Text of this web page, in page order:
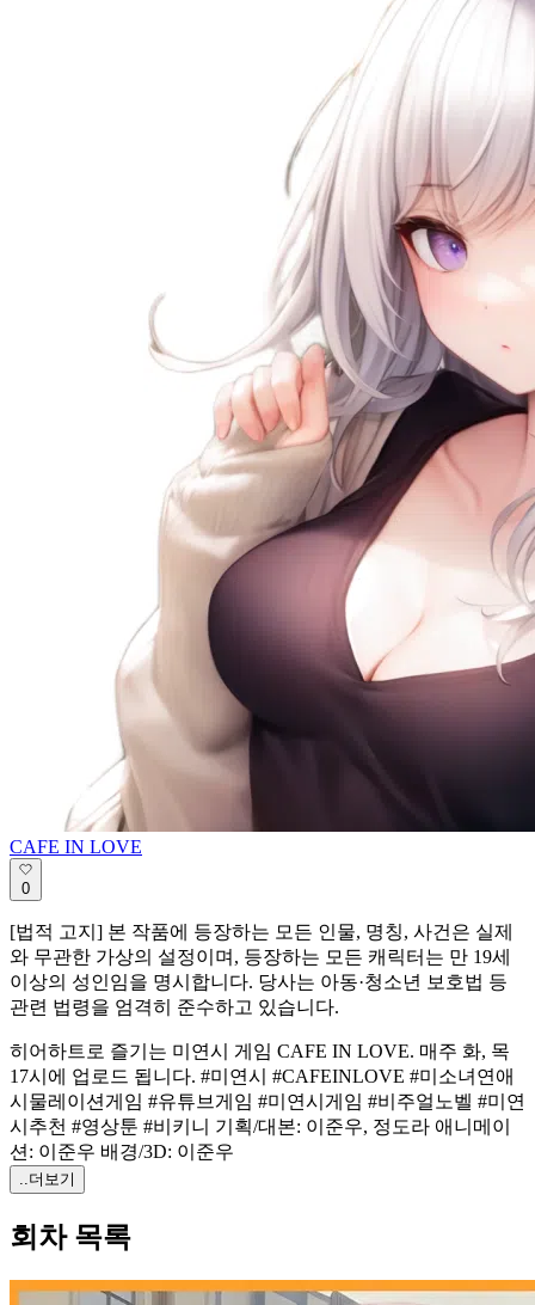
CAFE IN LOVE
0
[법적 고지] 본 작품에 등장하는 모든 인물, 명칭, 사건은 실제
와 무관한 가상의 설정이며, 등장하는 모든 캐릭터는 만 19세
이상의 성인임을 명시합니다. 당사는 아동·청소년 보호법 등
관련 법령을 엄격히 준수하고 있습니다.
히어하트로 즐기는 미연시 게임 CAFE IN LOVE. 매주 화, 목
17시에 업로드 됩니다. #미연시 #CAFEINLOVE #미소녀연애
시물레이션게임 #유튜브게임 #미연시게임 #비주얼노벨 #미연
시추천 #영상툰 #비키니 기획/대본: 이준우, 정도라 애니메이
션: 이준우 배경/3D: 이준우
..더보기
회차 목록